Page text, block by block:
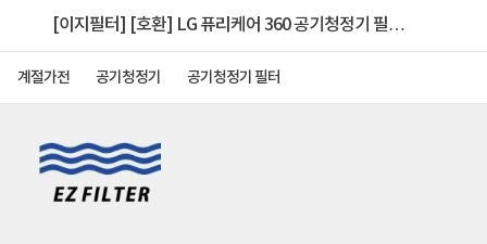
[이지필터] [호환] LG 퓨리케어 360 공기청정기 필터
계절가전 공기청정기 공기청정기 필터